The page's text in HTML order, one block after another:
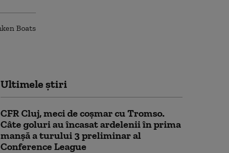
Ultimele știri
CFR Cluj, meci de coșmar cu Tromso.
Câte goluri au încasat ardelenii în prima
manşă a turului 3 preliminar al
Conference League